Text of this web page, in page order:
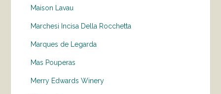
Maison Lavau
Marchesi Incisa Della Rocchetta
Marques de Legarda
Mas Pouperas
Merry Edwards Winery